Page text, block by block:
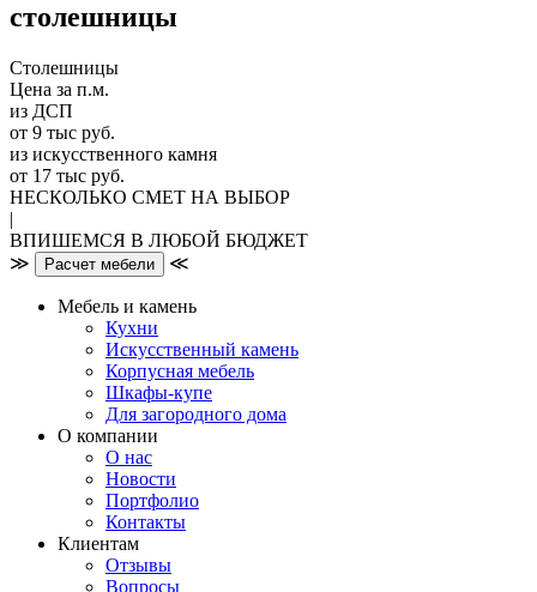
столешницы
Столешницы
Цена за п.м.
из ДСП
от 9 тыс руб.
из искусственного камня
от 17 тыс руб.
НЕСКОЛЬКО СМЕТ НА ВЫБОР
|
ВПИШЕМСЯ В ЛЮБОЙ БЮДЖЕТ
≫
Расчет мебели ≪
Мебель и камень
Кухни
Искусственный камень
Корпусная мебель
Шкафы-купе
Для загородного дома
О компании
О нас
Новости
Портфолио
Контакты
Клиентам
Отзывы
Вопросы